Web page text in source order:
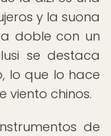
y la suona
doble con un
se destaca
lo que lo hace
viento chinos.
de